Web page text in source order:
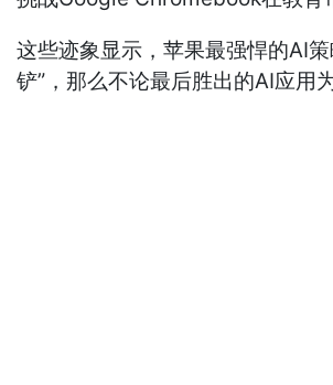
这些迹象显示，苹果最强悍的AI
铲”，那么不论最后胜出的AI应用